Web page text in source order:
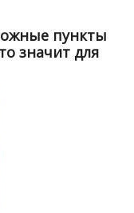
пункты
значит для